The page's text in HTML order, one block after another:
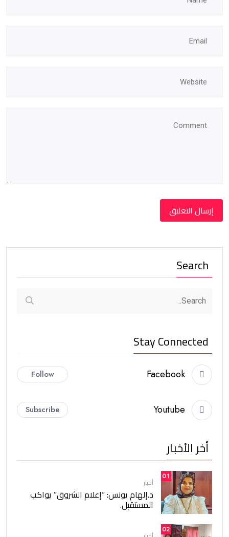
Search
Stay Connected
Facebook
Follow
Youtube
Subscribe
أخر الأخبار
01
أخبار
د.إلهام يونس: “إعلام الشروق” يواكب
المستقبل.
02